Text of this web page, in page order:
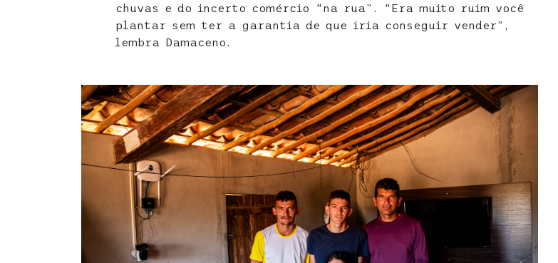
chuvas e do incerto comércio “na rua”. “Era muito ruim você
plantar sem ter a garantia de que iria conseguir vender”,
lembra Damaceno.